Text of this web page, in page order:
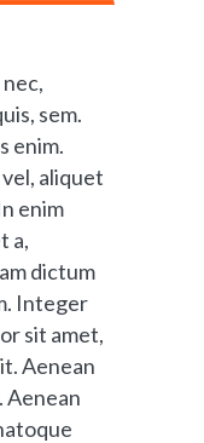
sem.
enim.
aliquet
enim
a,
dictum
Integer
sit amet,
Aenean
Aenean